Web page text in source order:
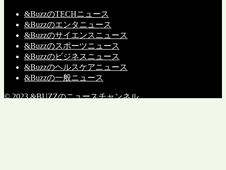
&BuzzのTECHニュース
&Buzzのエンタニュース
&Buzzのサイエンスニュース
&Buzzのスポーツニュース
&Buzzのビジネスニュース
&Buzzのヘルスケアニュース
&Buzzの一般ニュース
© 2023 &BUZZのニュースチャンネル.